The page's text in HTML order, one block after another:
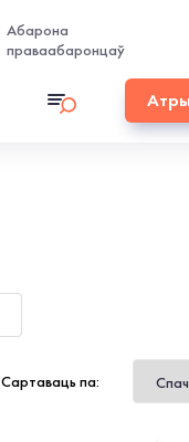
Абарона
праваабаронцаў
Cартаваць па: